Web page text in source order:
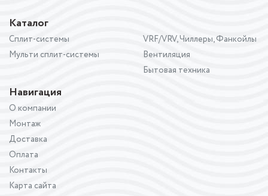
Каталог
Сплит-системы
Мульти сплит-системы
VRF/VRV, Чиллеры, Фанкойлы
Вентиляция
Бытовая техника
Навигация
О компании
Монтаж
Доставка
Оплата
Контакты
Карта сайта